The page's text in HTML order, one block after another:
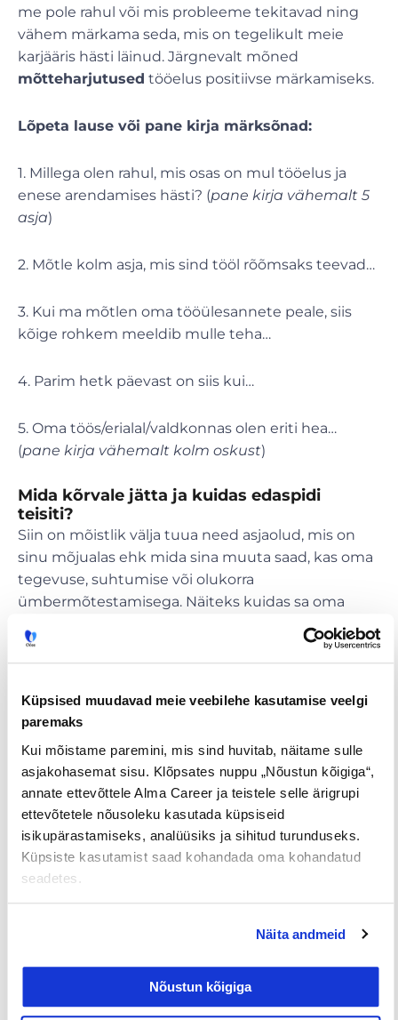
Küpsised muudavad meie veebilehe kasutamise veelgi
paremaks
Kui mõistame paremini, mis sind huvitab, näitame sulle
asjakohasemat sisu. Klõpsates nuppu „Nõustun kõigiga“,
annate ettevõttele Alma Career ja teistele selle ärigrupi
ettevõtetele nõusoleku kasutada küpsiseid
isikupärastamiseks, analüüsiks ja sihitud turunduseks.
Küpsiste kasutamist saad kohandada oma kohandatud
seadetes.
Näita andmeid
Nõustun kõigiga
me pole rahul või mis probleeme tekitavad ning
vähem märkama seda, mis on tegelikult meie
karjääris hästi läinud. Järgnevalt mõned
mõtteharjutused tööelus positiivse märkamiseks.
Lõpeta lause või pane kirja märksõnad:
1. Millega olen rahul, mis osas on mul tööelus ja
enese arendamises hästi? (pane kirja vähemalt 5
asja)
2. Mõtle kolm asja, mis sind tööl rõõmsaks teevad…
3. Kui ma mõtlen oma tööülesannete peale, siis
kõige rohkem meeldib mulle teha…
4. Parim hetk päevast on siis kui…
5. Oma töös/erialal/valdkonnas olen eriti hea…
(pane kirja vähemalt kolm oskust)
Mida kõrvale jätta ja kuidas edaspidi
teisiti?
Siin on mõistlik välja tuua need asjaolud, mis on
sinu mõjualas ehk mida sina muuta saad, kas oma
tegevuse, suhtumise või olukorra
ümbermõtestamisega. Näiteks kuidas sa oma
tööd teed või kuidas reageerid teiste inimeste
väljaütlemisele.
1. Mida soovin oma tööelus muuta, mis võiks olla
teisiti? (
2. Kuidas on asjalood siis, kui kõik on hästi? (
kirja märksõnad, mis iseloomustaks sinu tööelu,